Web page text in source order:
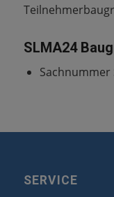
SLMA24
Sachnummer
SERVICE